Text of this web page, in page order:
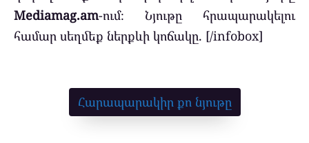
Mediamag.am-ում։ Նյութը հրապարակելու
համար սեղմեք ներքևի կոճակը. [/infobox]
Հարապարակիր քո նյութը